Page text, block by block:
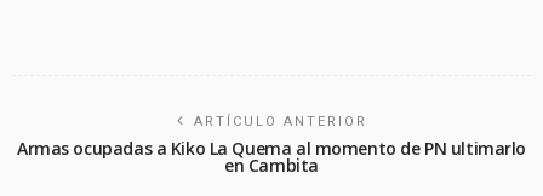
ARTÍCULO ANTERIOR
Armas ocupadas a Kiko La Quema al momento de PN ultimarlo
en Cambita